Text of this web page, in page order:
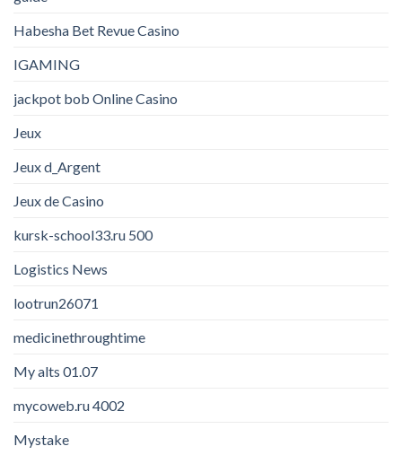
Habesha Bet Revue Casino
IGAMING
jackpot bob Online Casino
Jeux
Jeux d_Argent
Jeux de Casino
kursk-school33.ru 500
Logistics News
lootrun26071
medicinethroughtime
My alts 01.07
mycoweb.ru 4002
Mystake